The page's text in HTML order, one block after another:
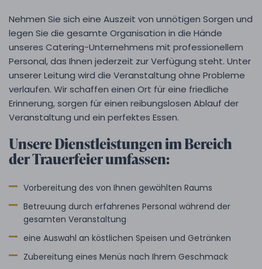
Nehmen Sie sich eine Auszeit von unnötigen Sorgen und
legen Sie die gesamte Organisation in die Hände
unseres Catering-Unternehmens mit professionellem
Personal, das Ihnen jederzeit zur Verfügung steht. Unter
unserer Leitung wird die Veranstaltung ohne Probleme
verlaufen. Wir schaffen einen Ort für eine friedliche
Erinnerung, sorgen für einen reibungslosen Ablauf der
Veranstaltung und ein perfektes Essen.
Unsere Dienstleistungen im Bereich
der Trauerfeier umfassen:
Vorbereitung des von Ihnen gewählten Raums
Betreuung durch erfahrenes Personal während der
gesamten Veranstaltung
eine Auswahl an köstlichen Speisen und Getränken
Zubereitung eines Menüs nach Ihrem Geschmack